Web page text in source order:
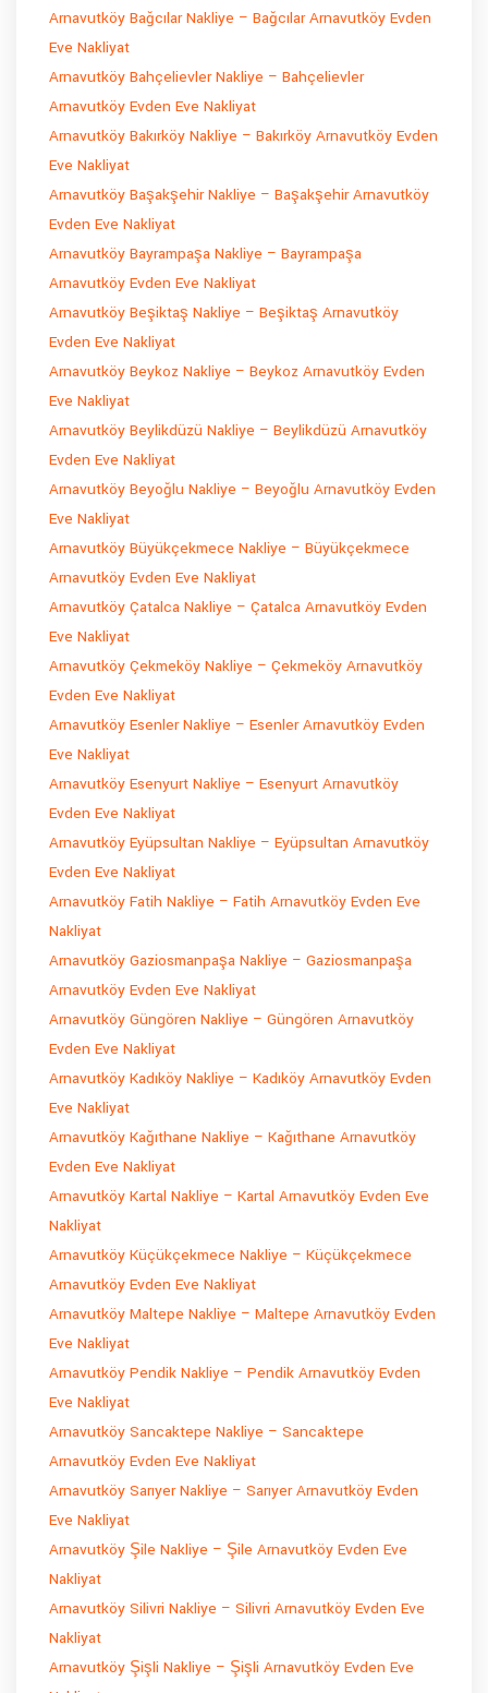
Arnavutköy Bağcılar Nakliye – Bağcılar Arnavutköy Evden
Eve Nakliyat
Arnavutköy Bahçelievler Nakliye – Bahçelievler
Arnavutköy Evden Eve Nakliyat
Arnavutköy Bakırköy Nakliye – Bakırköy Arnavutköy Evden
Eve Nakliyat
Arnavutköy Başakşehir Nakliye – Başakşehir Arnavutköy
Evden Eve Nakliyat
Arnavutköy Bayrampaşa Nakliye – Bayrampaşa
Arnavutköy Evden Eve Nakliyat
Arnavutköy Beşiktaş Nakliye – Beşiktaş Arnavutköy
Evden Eve Nakliyat
Arnavutköy Beykoz Nakliye – Beykoz Arnavutköy Evden
Eve Nakliyat
Arnavutköy Beylikdüzü Nakliye – Beylikdüzü Arnavutköy
Evden Eve Nakliyat
Arnavutköy Beyoğlu Nakliye – Beyoğlu Arnavutköy Evden
Eve Nakliyat
Arnavutköy Büyükçekmece Nakliye – Büyükçekmece
Arnavutköy Evden Eve Nakliyat
Arnavutköy Çatalca Nakliye – Çatalca Arnavutköy Evden
Eve Nakliyat
Arnavutköy Çekmeköy Nakliye – Çekmeköy Arnavutköy
Evden Eve Nakliyat
Arnavutköy Esenler Nakliye – Esenler Arnavutköy Evden
Eve Nakliyat
Arnavutköy Esenyurt Nakliye – Esenyurt Arnavutköy
Evden Eve Nakliyat
Arnavutköy Eyüpsultan Nakliye – Eyüpsultan Arnavutköy
Evden Eve Nakliyat
Arnavutköy Fatih Nakliye – Fatih Arnavutköy Evden Eve
Nakliyat
Arnavutköy Gaziosmanpaşa Nakliye – Gaziosmanpaşa
Arnavutköy Evden Eve Nakliyat
Arnavutköy Güngören Nakliye – Güngören Arnavutköy
Evden Eve Nakliyat
Arnavutköy Kadıköy Nakliye – Kadıköy Arnavutköy Evden
Eve Nakliyat
Arnavutköy Kağıthane Nakliye – Kağıthane Arnavutköy
Evden Eve Nakliyat
Arnavutköy Kartal Nakliye – Kartal Arnavutköy Evden Eve
Nakliyat
Arnavutköy Küçükçekmece Nakliye – Küçükçekmece
Arnavutköy Evden Eve Nakliyat
Arnavutköy Maltepe Nakliye – Maltepe Arnavutköy Evden
Eve Nakliyat
Arnavutköy Pendik Nakliye – Pendik Arnavutköy Evden
Eve Nakliyat
Arnavutköy Sancaktepe Nakliye – Sancaktepe
Arnavutköy Evden Eve Nakliyat
Arnavutköy Sarıyer Nakliye – Sarıyer Arnavutköy Evden
Eve Nakliyat
Arnavutköy Şile Nakliye – Şile Arnavutköy Evden Eve
Nakliyat
Arnavutköy Silivri Nakliye – Silivri Arnavutköy Evden Eve
Nakliyat
Arnavutköy Şişli Nakliye – Şişli Arnavutköy Evden Eve